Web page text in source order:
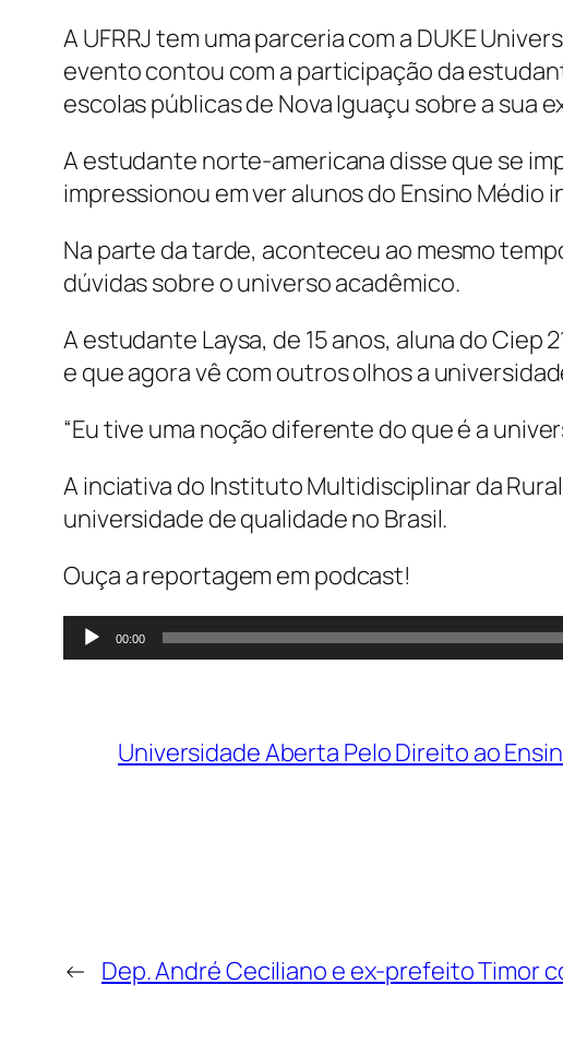
A UFRRJ tem uma parceria com a DUKE
evento contou com a participação da
escolas públicas de Nova Iguaçu sobre a sua
A estudante norte-americana disse que se
impressionou em ver alunos do Ensino Médio
Na parte da tarde, aconteceu ao mesmo
dúvidas sobre o universo acadêmico.
A estudante Laysa, de 15 anos, aluna do
e que agora vê com outros olhos a
“Eu tive uma noção diferente do que é a
A inciativa do Instituto Multidisciplinar da
universidade de qualidade no Brasil.
Ouça a reportagem em podcast!
Tocador
de
00:00
Universidade Aberta Pelo Direito ao
← Dep. André Ceciliano e ex-prefeito Timor